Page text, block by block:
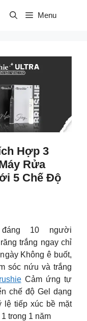
Menu
Hợp 3
Rửa
5 Chế Độ
10 người
trắng ngay chỉ
Không ê buốt,
sóc nứu và trắng
Cảm ứng tự
chế độ Gel dạng
lệ tiếp xúc bề mặt
trong 1 năm